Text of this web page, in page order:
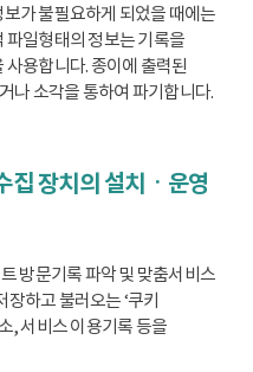
가 불필요하게 되었을 때에는
파일형태의 정보는 기록을
사용합니다. 종이에 출력된
나 소각을 통하여 파기합니다.
집 장치의 설치ㆍ운영
방문기록 파악 및 맞춤서비스
하고 불러오는 ‘쿠키
, 서비스 이용기록 등을